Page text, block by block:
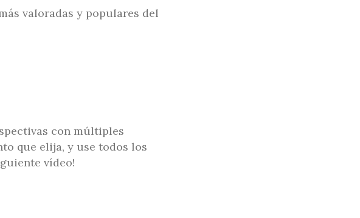
valoradas y populares del
con múltiples
que elija, y use todos los
vídeo!